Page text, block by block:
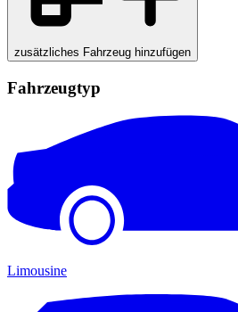
zusätzliches Fahrzeug hinzufügen
Fahrzeugtyp
Limousine